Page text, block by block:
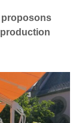
proposons